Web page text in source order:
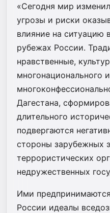
«Сегодня мир
угрозы и риски
влияние на
рубежах России.
нравственные,
многонационального и
Дагестана,
длительного
подвергаются
стороны зарубежных
террористических
недружественных
Ими
России идеалы